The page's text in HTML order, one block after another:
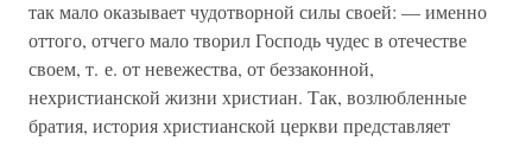
так мало оказывает чудотворной силы своей: — именно
оттого, отчего мало творил Господь чудес в отечестве
своем, т. е. от невежества, от беззаконной,
нехристианской жизни христиан. Так, возлюбленные
братия, история христианской церкви представляет